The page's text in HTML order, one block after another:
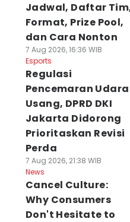
Jadwal, Daftar
Format, Prize Pool,
dan Cara Nonton
7 Aug 2026, 16:36 WIB
Esports
Regulasi
Pencemaran Udara
Usang, DPRD DKI
Jakarta Didorong
Prioritaskan Revisi
Perda
7 Aug 2026, 21:38 WIB
News
Cancel Culture:
Why Consumers
Don't Hesitate to